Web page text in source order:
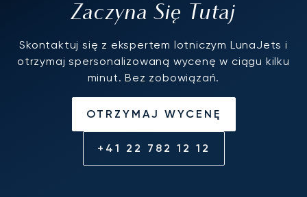
Zaczyna Się Tutaj
Skontaktuj się z ekspertem lotniczym LunaJets i
otrzymaj spersonalizowaną wycenę w ciągu kilku
minut. Bez zobowiązań.
OTRZYMAJ WYCENĘ
+41 22 782 12 12